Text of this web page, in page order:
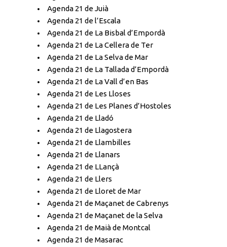
Agenda 21 de Juià
Agenda 21 de l’Escala
Agenda 21 de La Bisbal d’Empordà
Agenda 21 de La Cellera de Ter
Agenda 21 de La Selva de Mar
Agenda 21 de La Tallada d’Empordà
Agenda 21 de La Vall d’en Bas
Agenda 21 de Les Lloses
Agenda 21 de Les Planes d’Hostoles
Agenda 21 de Lladó
Agenda 21 de Llagostera
Agenda 21 de Llambilles
Agenda 21 de Llanars
Agenda 21 de LLançà
Agenda 21 de Llers
Agenda 21 de Lloret de Mar
Agenda 21 de Maçanet de Cabrenys
Agenda 21 de Maçanet de la Selva
Agenda 21 de Maià de Montcal
Agenda 21 de Masarac